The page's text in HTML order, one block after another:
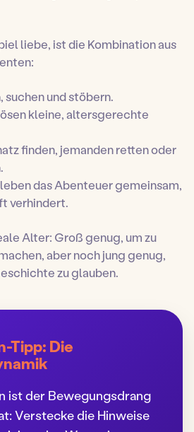
liebe, ist die Kombination aus
suchen und stöbern.
kleine, altersgerechte
finden, jemanden retten oder
das Abenteuer gemeinsam,
verhindert.
Alter: Groß genug, um zu
aber noch jung genug,
zu glauben.
Tipp: Die
ist der Bewegungsdrang
Verstecke die Hinweise